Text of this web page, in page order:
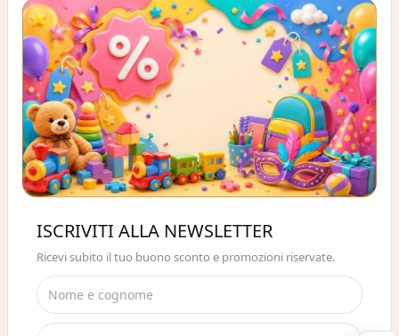
ISCRIVITI E OTTIENI SUBITO UNO
SCONTO DEL 10%
ISCRIVITI ALLA NEWSLETTER
Ricevi subito il tuo buono sconto e promozioni riservate.